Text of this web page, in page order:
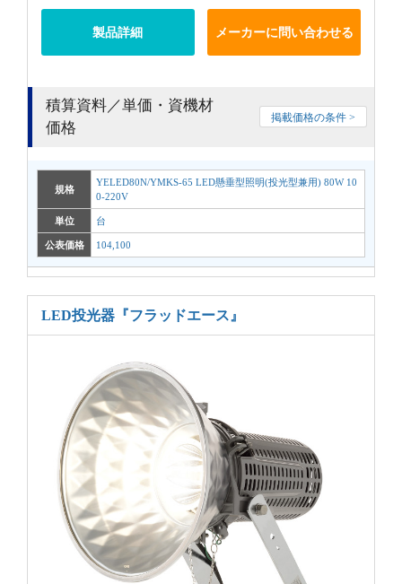
製品詳細 メーカーに問い合わせる
積算資料／単価・資機材
価格
掲載価格の条件 >
規格
YELED80N/YMKS-65 LED懸垂型照明(投光型兼用) 80W 10
0-220V
単位 台
公表価格 104,100
LED投光器 『フラッドエース』